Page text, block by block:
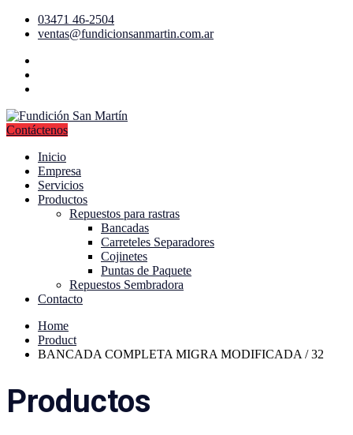
03471 46-2504
ventas@fundicionsanmartin.com.ar
Contáctenos
Inicio
Empresa
Servicios
Productos
Repuestos para rastras
Bancadas
Carreteles Separadores
Cojinetes
Puntas de Paquete
Repuestos Sembradora
Contacto
Home
Product
BANCADA COMPLETA MIGRA MODIFICADA / 32
Productos